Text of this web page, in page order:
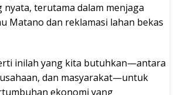
terutama dalam menjaga
Matano dan reklamasi lahan bekas
inilah yang kita butuhkan—antara
dan masyarakat—untuk
ekonomi yang